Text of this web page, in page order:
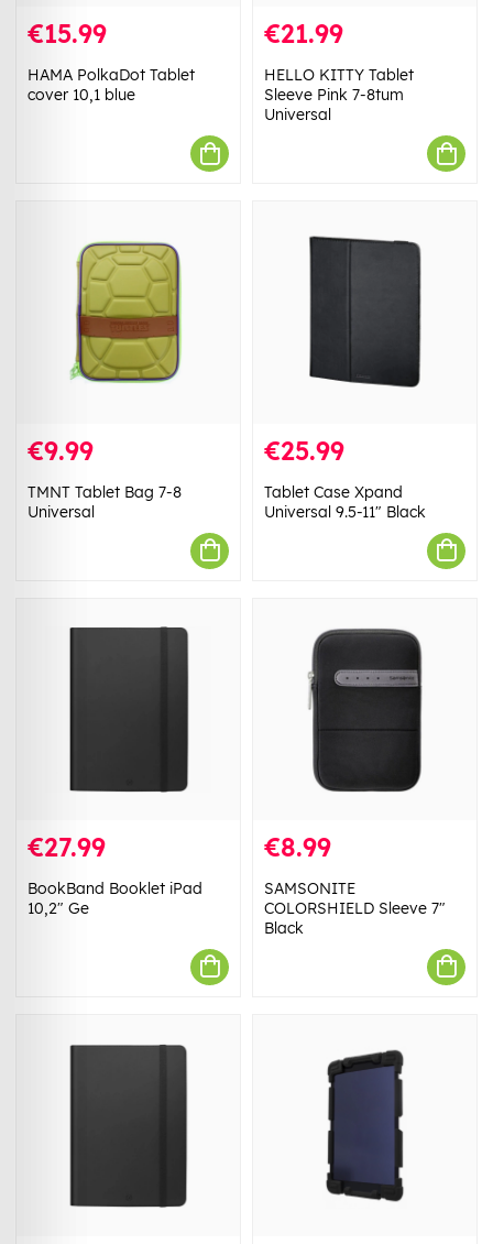
€15.99
HAMA PolkaDot Tablet
cover 10,1 blue
€21.99
HELLO KITTY Tablet
Sleeve Pink 7-8tum
Universal
€9.99
TMNT Tablet Bag 7-8
Universal
€25.99
Tablet Case Xpand
Universal 9.5-11" Black
€27.99
BookBand Booklet iPad
10,2" Ge
€8.99
SAMSONITE
COLORSHIELD Sleeve 7"
Black